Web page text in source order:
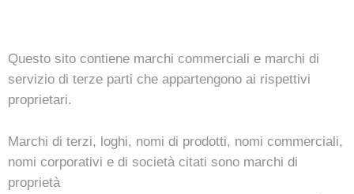
Questo sito contiene marchi commerciali e marchi di
servizio di terze parti che appartengono ai rispettivi
proprietari.
Marchi di terzi, loghi, nomi di prodotti, nomi commerciali,
nomi corporativi e di società citati sono marchi di
proprietà